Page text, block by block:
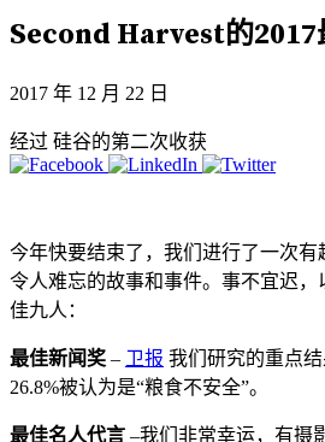
Second Harvest的2017
2017 年 12 月 22 日
经过 硅谷的第二次收获
今年快要结束了，我们进行了一次
令人难忘的故事和事件。事不宜迟，
佳九人：
最佳新闻奖 – 卫报 我们研究的重点
26.8%被认为是“粮食不安全”。
最佳名人代言 –我们非常幸运，有摄